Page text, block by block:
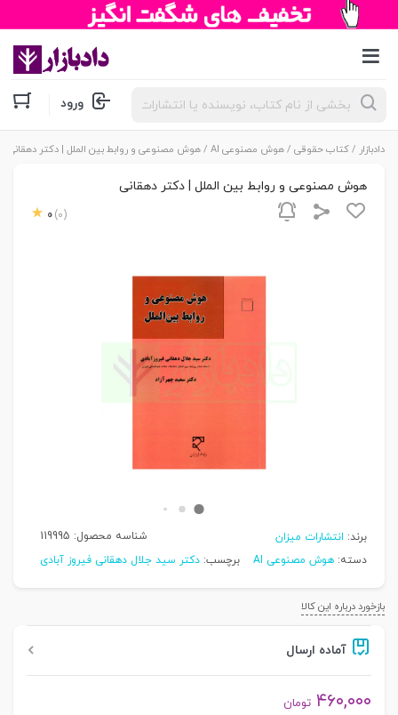
جستجوی
محصولات ورود
دادبازار /کتاب حقوقی /هوش مصنوعی AI / هوش مصنوعی و روابط بین الملل | دکتر دهقانی
هوش مصنوعی و روابط بین الملل | دکتر دهقانی
0 (0)
برند: انتشارات میزان شناسه محصول: 119995
دسته: هوش مصنوعی AI برچسب: دکتر سید جلال دهقانی فیروز آبادی
بازخورد درباره این کالا
آماده ارسال
۴۶۰,۰۰۰ تومان